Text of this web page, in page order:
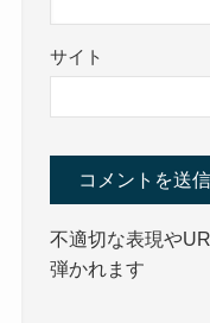
サイト
不適切な表現や
弾かれます